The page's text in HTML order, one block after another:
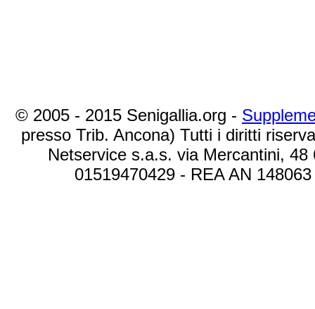
© 2005 - 2015 Senigallia.org -
presso Trib. Ancona) Tutti i diritti
Netservice s.a.s. via Mercantini,
01519470429 - REA AN